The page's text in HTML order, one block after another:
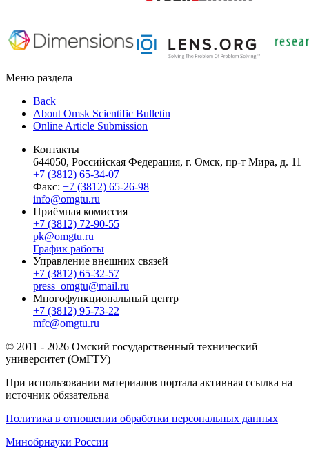
Меню раздела
Back
About Omsk Scientific Bulletin
Online Article Submission
Контакты
644050, Российская Федерация, г. Омск, пр-т Мира, д. 11
+7 (3812) 65-34-07
Факс: +7 (3812) 65-26-98
info@omgtu.ru
Приёмная комиссия
+7 (3812) 72-90-55
pk@omgtu.ru
График работы
Управление внешних связей
+7 (3812) 65-32-57
press_omgtu@mail.ru
Многофункциональный центр
+7 (3812) 95-73-22
mfc@omgtu.ru
© 2011 - 2026 Омский государственный технический
университет (ОмГТУ)
При использовании материалов портала активная ссылка на
источник обязательна
Политика в отношении обработки персональных данных
Минобрнауки России